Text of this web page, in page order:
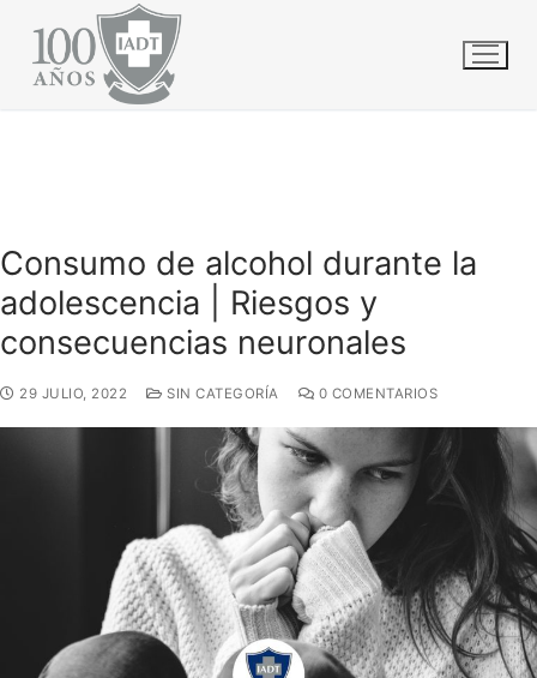
contenido
GENERALES
CONSUMO DE ALCOHOL DURANTE LA ADOLESCENCIA | RIESGOS
Y CONSECUENCIAS NEURONALES
Consumo de alcohol durante la
adolescencia | Riesgos y
consecuencias neuronales
29 JULIO, 2022 SIN CATEGORÍA 0 COMENTARIOS